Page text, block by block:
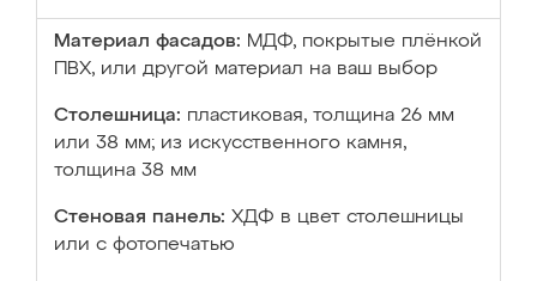
Материал фасадов: МДФ, покрытые плёнкой
ПВХ, или другой материал на ваш выбор
Столешница: пластиковая, толщина 26 мм
или 38 мм; из искусственного камня,
толщина 38 мм
Стеновая панель: ХДФ в цвет столешницы
или с фотопечатью